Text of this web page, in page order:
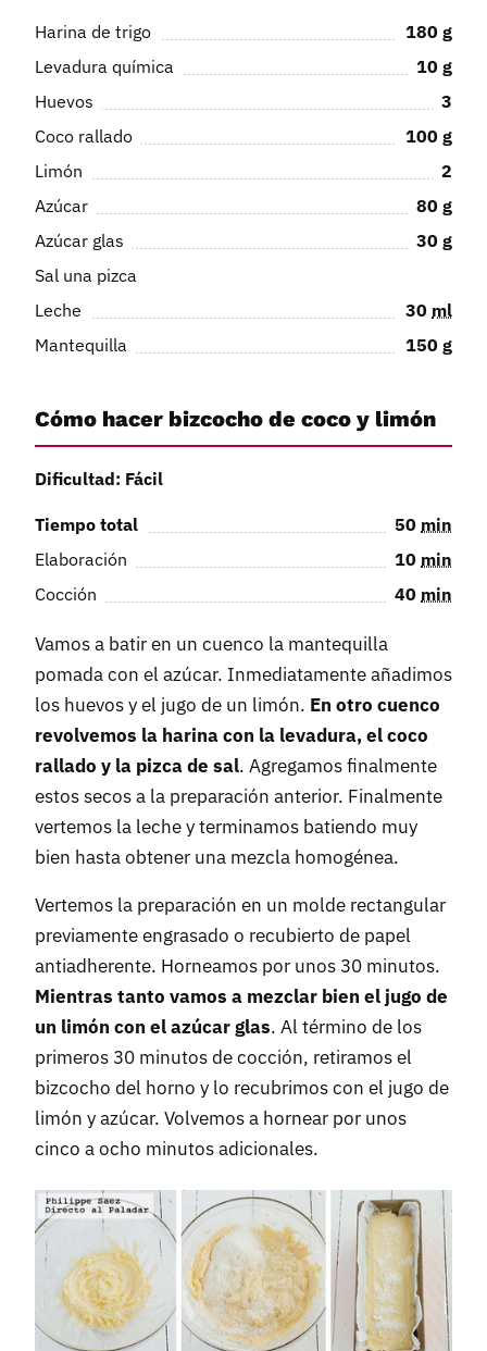
Harina de trigo 180 g
Levadura química
10 g
Huevos
3
Coco rallado
100 g
Limón
2
Azúcar
80 g
Azúcar glas
30 g
Sal una pizca
Leche
30 ml
Mantequilla
150 g
Cómo hacer bizcocho de coco y limón
Dificultad: Fácil
Tiempo total 50 min
Elaboración
10 min
Cocción
40 min
Vamos a batir en un cuenco la mantequilla
pomada con el azúcar. Inmediatamente añadimos
los huevos y el jugo de un limón. En otro cuenco
revolvemos la harina con la levadura, el coco
rallado y la pizca de sal. Agregamos finalmente
estos secos a la preparación anterior. Finalmente
vertemos la leche y terminamos batiendo muy
bien hasta obtener una mezcla homogénea.
Vertemos la preparación en un molde rectangular
previamente engrasado o recubierto de papel
antiadherente. Horneamos por unos 30 minutos.
Mientras tanto vamos a mezclar bien el jugo de
un limón con el azúcar glas. Al término de los
primeros 30 minutos de cocción, retiramos el
bizcocho del horno y lo recubrimos con el jugo de
limón y azúcar. Volvemos a hornear por unos
cinco a ocho minutos adicionales.